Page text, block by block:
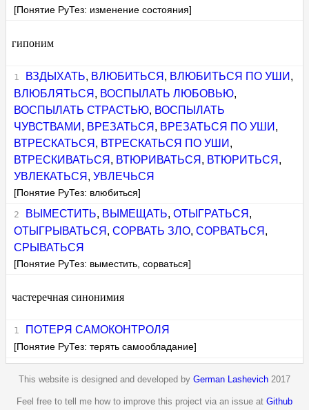
[Понятие РуТез: изменение состояния]
гипоним
ВЗДЫХАТЬ, ВЛЮБИТЬСЯ , ВЛЮБИТЬСЯ ПО УШИ ,
ВЛЮБЛЯТЬСЯ , ВОСПЫЛАТЬ ЛЮБОВЬЮ,
ВОСПЫЛАТЬ СТРАСТЬЮ, ВОСПЫЛАТЬ
ЧУВСТВАМИ , ВРЕЗАТЬСЯ , ВРЕЗАТЬСЯ ПО УШИ ,
ВТРЕСКАТЬСЯ , ВТРЕСКАТЬСЯ ПО УШИ ,
ВТРЕСКИВАТЬСЯ , ВТЮРИВАТЬСЯ , ВТЮРИТЬСЯ ,
УВЛЕКАТЬСЯ ,УВЛЕЧЬСЯ
[Понятие РуТез: влюбиться]
ВЫМЕСТИТЬ, ВЫМЕЩАТЬ, ОТЫГРАТЬСЯ ,
ОТЫГРЫВАТЬСЯ ,СОРВАТЬ ЗЛО,СОРВАТЬСЯ ,
СРЫВАТЬСЯ
[Понятие РуТез: выместить, сорваться]
частеречная синонимия
ПОТЕРЯ САМОКОНТРОЛЯ
[Понятие РуТез: терять самообладание]
This website is designed and developed by German Lashevich 2017
Feel free to tell me how to improve this project via an issue at Github